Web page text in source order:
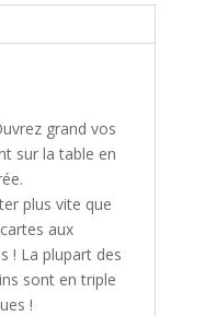
grand vos
sur la table en
plus vite que
aux
! La plupart des
sont en triple
!